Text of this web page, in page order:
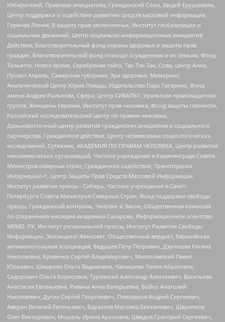
Избирателей, Правовая инициатива, Гражданский Союз, Хасдей Ерушалаим,
Центр поддержки и содействия развитию средств массовой информации,
Горячая Линия, В защиту прав заключенных, Институт глобализации и
социальных движений, Центр социально-информационных инициатив
Действие, Благотворительный фонд охраны здоровья и защиты прав
граждан, Благотворительный фонд помощи осужденным и их семьям, Фонд
Тольятти, Новое время, Серебряная тайга, Так-Так-Так, Сова, центр Анна,
Проект Апрель, Самарская губерния, Эра здоровья, Мемориал,
Аналитический Центр Юрия Левады, Издательство Парк Гагарина, Фонд
имени Андрея Рылькова, Сфера, Центр СИБАЛЬТ, Уральская правозащитная
группа, Женщины Евразии, Институт прав человека, Фонд защиты гласности,
Российский исследовательский центр по правам человека,
Дальневосточный центр развития гражданских инициатив и социального
партнерства, Гражданское действие, Центр независимых социологических
исследований, Сутяжник, АКАДЕМИЯ ПО ПРАВАМ ЧЕЛОВЕКА, Центр развития
некоммерческих организаций, Частное учреждение в Калининграде Совета
Министров северных стран, Гражданское содействие, Трансперенси
Интернешнл-Р, Центр Защиты Прав Средств Массовой Информации,
Институт развития прессы - Сибирь, Частное учреждение в Санкт-
Петербурге Совета Министров Северных Стран, Фонд поддержки свободы
прессы, Гражданский контроль, Человек и Закон, Общественная комиссия
по сохранению наследия академика Сахарова, Информационное агентство
МЕМО. РУ, Институт региональной прессы, Институт Развития Свободы
Информации, Экозащита!-Женсовет, Общественный вердикт, Евразийская
антимонопольная ассоциация, Бедушев Петр Петрович, Дзугкоева Регина
Николаевна, Кривенко Сергей Владимирович, Милославский Павел
Юрьевич, Шнырова Ольга Вадимовна, Чанышева Лилия Айратовна,
Сидорович Ольга Борисовна, Туровский Александр Алексеевич, Васильева
Анастасия Евгеньевна, Ривина Анна Валерьевна, Бойко Анатолий
Николаевич, Дугин Сергей Георгиевич, Пивоваров Андрей Сергеевич,
Аверин Виталий Евгеньевич, Барахоев Магомед Бекханович, Шарипков
Олег Викторович, Мошель Ирина Ароновна, Шведов Григорий Сергеевич,